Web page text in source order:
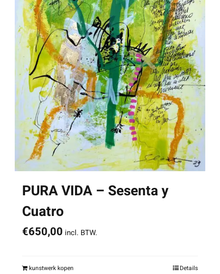
PURA VIDA – Sesenta y
Cuatro
€650,00 incl. BTW.
kunstwerk kopen Details